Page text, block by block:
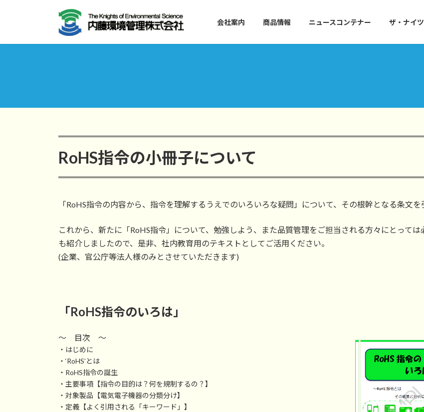
ン
ー
会社案内 商品情報 ニュースコンテナー ザ・ナイ
RoHS指令の小冊子について
「RoHS指令の内容から、指令を理解するうえでのいろいろな疑問」について、その根幹となる条文
これから、新たに「RoHS指令」について、勉強しよう、また品質管理をご担当される方々にとって
も紹介しましたので、是非、社内教育用のテキストとしてご活用ください。
(企業、官公庁等法人様のみとさせていただきます)
「RoHS指令のいろは」
～ 目次 ～
・はじめに
・‘RoHS’とは
・RoHS指令の誕生
・主要事項【指令の目的は？何を規制するの？】
・対象製品【電気電子機器の分類分け】
・定義【よく引用される「キーワード」】